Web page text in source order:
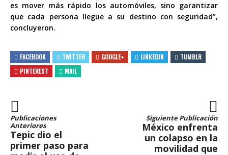
es mover más rápido los automóviles, sino garantizar
que cada persona llegue a su destino con seguridad”,
concluyeron.
FACEBOOK TWITTER GOOGLE+ LINKEDIN
TUMBLR
PINTEREST
MAIL
Publicaciones
Anteriores
Tepic dio el
primer paso para
Siguiente Publicación
México enfrenta
un colapso en la
movilidad que